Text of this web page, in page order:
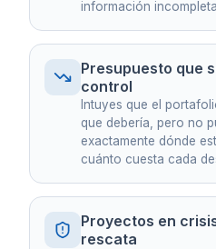
información
EJEMPLO REAL
Un banco descubrió que
estratégicos llevaban 6
sin entregables reales
Presupuesto que
control
Intuyes que el
que debería, pero no
exactamente dónde
cuánto cuesta cada
Proyectos en
rescata